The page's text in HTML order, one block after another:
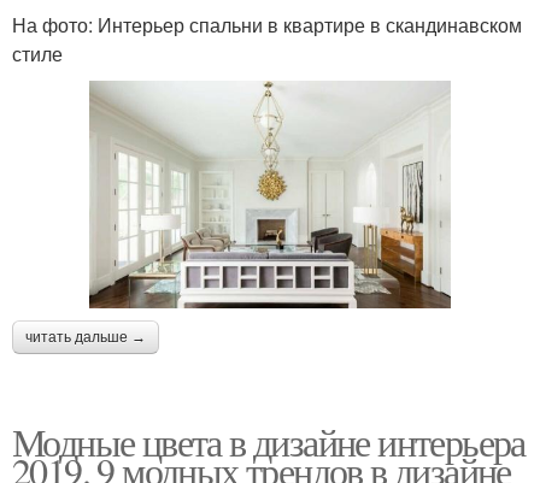
На фото: Интерьер спальни в квартире в скандинавском
стиле
читать дальше →
Модные цвета в дизайне интерьера
2019. 9 модных трендов в дизайне